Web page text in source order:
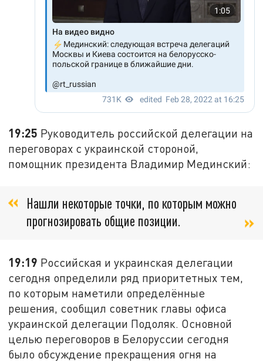
19:25 Руководитель российской делегации на
переговорах с украинской стороной,
помощник президента Владимир Мединский:
Нашли некоторые точки, по которым можно
прогнозировать общие позиции.
19:19 Российская и украинская делегации
сегодня определили ряд приоритетных тем,
по которым наметили определённые
решения, сообщил советник главы офиса
украинской делегации Подоляк. Основной
целью переговоров в Белоруссии сегодня
было обсуждение прекращения огня на